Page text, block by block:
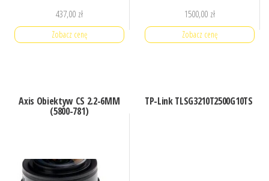
437,00 zł
Zobacz cenę
1500,00 zł
Zobacz cenę
Axis Obiektyw CS 2.2-6MM
(5800-781)
TP-Link TLSG3210T2500G10TS